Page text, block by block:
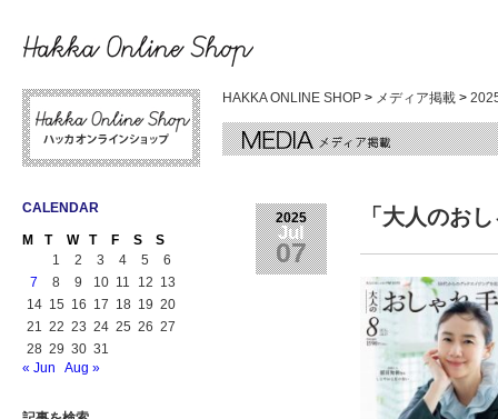
CALENDAR
M T W T F S
S
1
2 3 4 5
6
7
8 9 10 11 12 13
14 15 16 17 18 19 20
21 22 23 24 25 26 27
28 29 30 31
« Jun
Aug »
HAKKA ONLINE SHOP > メディア掲載 >
2025
Jul
07
「大人のお